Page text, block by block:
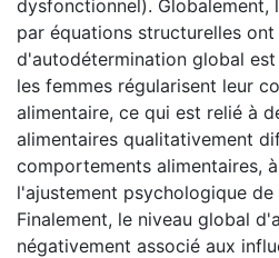
dysfonctionnel). Globalement,
par équations structurelles
d'autodétermination global
les femmes régularisent leur
alimentaire, ce qui est relié à
alimentaires qualitativement
comportements alimentaires,
l'ajustement psychologique de
Finalement, le niveau global
négativement associé aux